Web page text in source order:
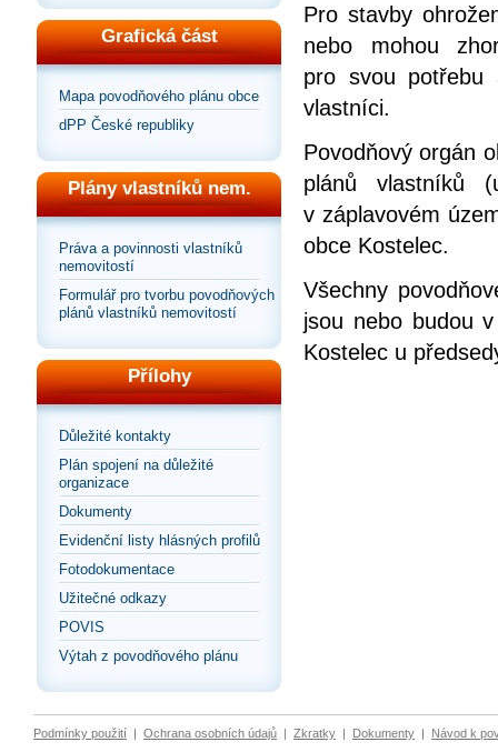
Grafická část
Mapa povodňového plánu obce
dPP České republiky
Plány vlastníků nem.
Práva a povinnosti vlastníků
nemovitostí
Formulář pro tvorbu povodňových
plánů vlastníků nemovitostí
Přílohy
Důležité kontakty
Plán spojení na důležité
organizace
Dokumenty
Evidenční listy hlásných profilů
Fotodokumentace
Užitečné odkazy
POVIS
Výtah z povodňového plánu
Pro stavby
nebo mohou
pro svou potřebu
vlastníci.
Povodňový orgán
plánů vlastníků
v záplavovém
obce Kostelec.
Všechny
jsou nebo budou
Kostelec u
Podmínky použití | Ochrana osobních údajů | Zkratky | Dokumenty | Návod k